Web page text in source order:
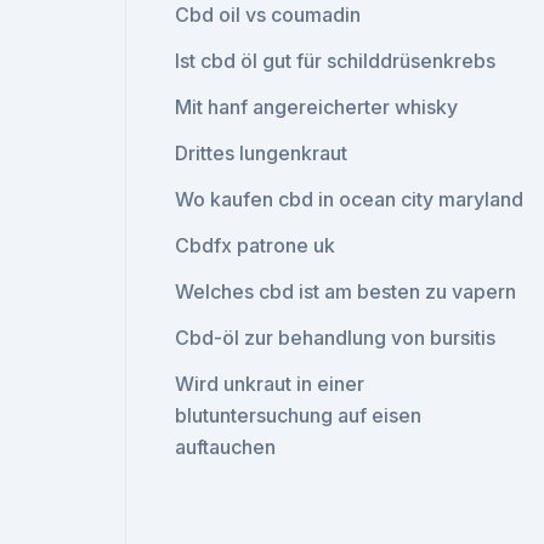
Cbd oil vs coumadin
Ist cbd öl gut für schilddrüsenkrebs
Mit hanf angereicherter whisky
Drittes lungenkraut
Wo kaufen cbd in ocean city maryland
Cbdfx patrone uk
Welches cbd ist am besten zu vapern
Cbd-öl zur behandlung von bursitis
Wird unkraut in einer
blutuntersuchung auf eisen
auftauchen